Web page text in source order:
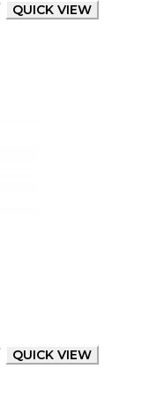
QUICK VIEW
QUICK VIEW